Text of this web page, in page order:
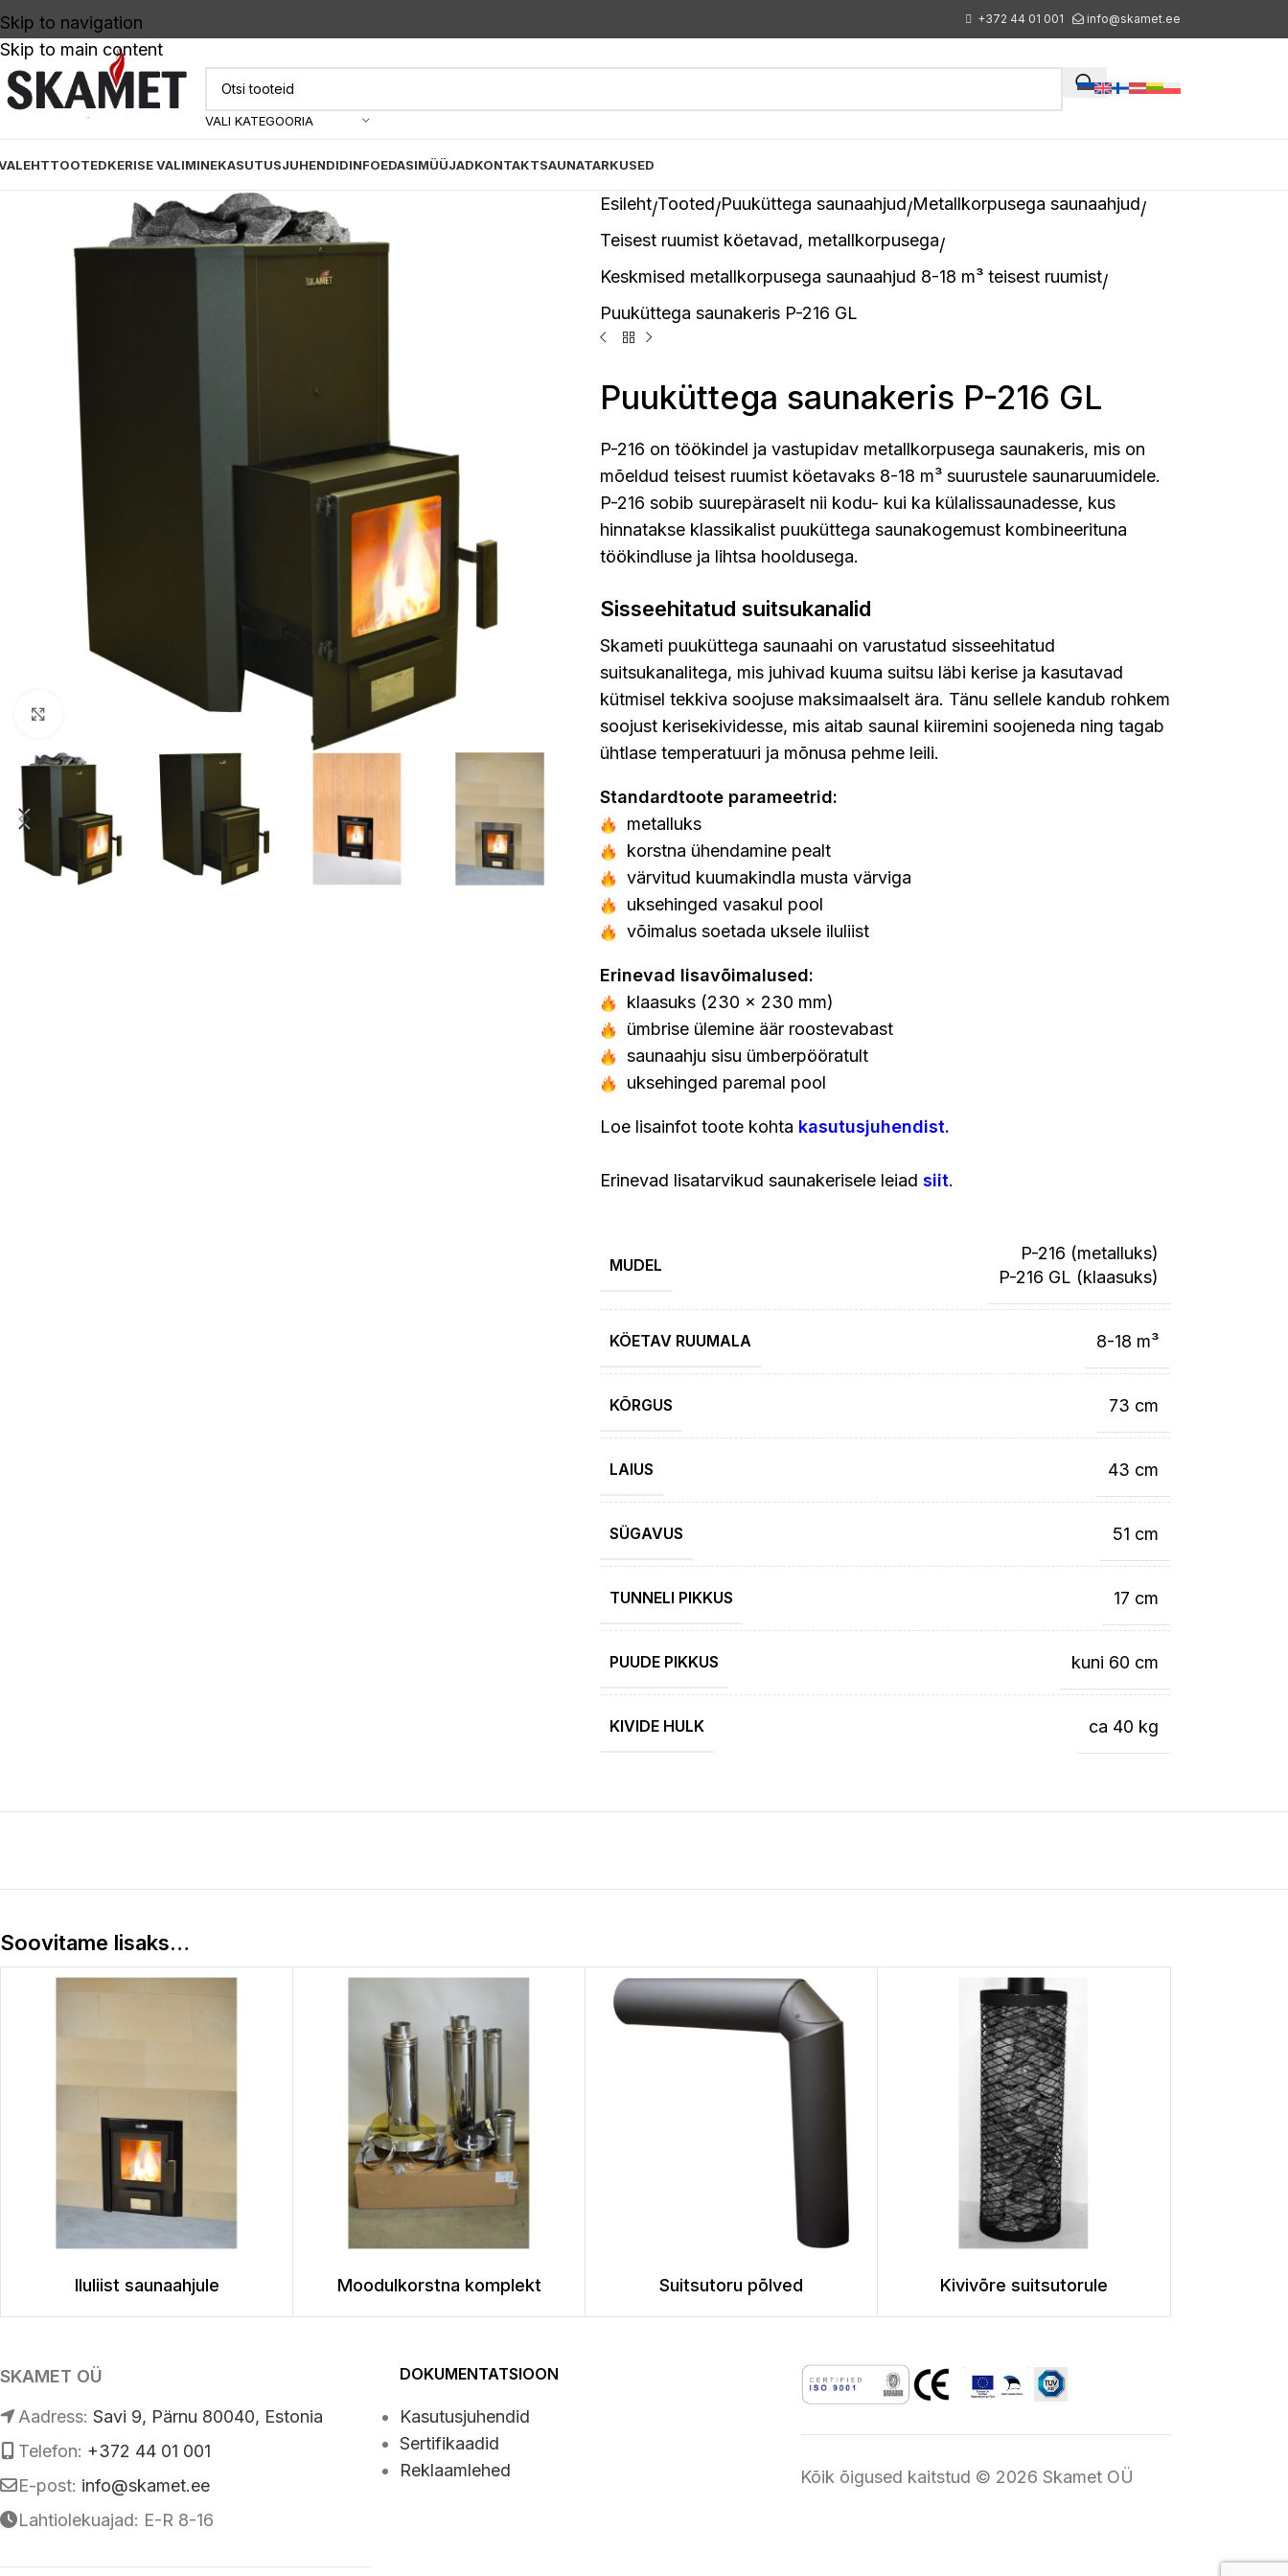
Skip to navigation
Skip to main content
+372 44 01 001 info@skamet.ee
VALI KATEGOORIA
TOOTEDKERISE VALIMINEKASUTUSJUHENDIDINFOEDASIMÜÜJADKONTAKTSAUNATARKUSED
Esileht Tooted Puuküttega saunaahjud Metallkorpusega saunaahjud
Teisest ruumist köetavad, metallkorpusega
Keskmised metallkorpusega saunaahjud 8-18 m³ teisest ruumist
Puuküttega saunakeris P-216 GL
Puuküttega saunakeris P-216 GL
P-216 on töökindel ja vastupidav metallkorpusega saunakeris, mis on
mõeldud teisest ruumist köetavaks 8-18 m³ suurustele saunaruumidele.
P-216 sobib suurepäraselt nii kodu- kui ka külalissaunadesse, kus
hinnatakse klassikalist puuküttega saunakogemust kombineerituna
töökindluse ja lihtsa hooldusega.
Sisseehitatud suitsukanalid
Skameti puuküttega saunaahi on varustatud sisseehitatud
suitsukanalitega, mis juhivad kuuma suitsu läbi kerise ja kasutavad
kütmisel tekkiva soojuse maksimaalselt ära. Tänu sellele kandub rohkem
soojust kerisekividesse, mis aitab saunal kiiremini soojeneda ning tagab
ühtlase temperatuuri ja mõnusa pehme leili.
Standardtoote parameetrid:
metalluks
korstna ühendamine pealt
värvitud kuumakindla musta värviga
uksehinged vasakul pool
võimalus soetada uksele iluliist
Erinevad lisavõimalused:
klaasuks (230 x 230 mm)
ümbrise ülemine äär roostevabast
saunaahju sisu ümberpööratult
uksehinged paremal pool
Loe lisainfot toote kohta kasutusjuhendist.
Erinevad lisatarvikud saunakerisele leiad siit.
MUDEL
P-216 (metalluks)
P-216 GL (klaasuks)
KÖETAV RUUMALA 8-18 m³
KÕRGUS 73 cm
LAIUS 43 cm
SÜGAVUS 51 cm
TUNNELI PIKKUS 17 cm
PUUDE PIKKUS kuni 60 cm
KIVIDE HULK ca 40 kg
Soovitame lisaks…
Iluliist saunaahjule Moodulkorstna komplekt Suitsutoru põlved Kivivõre suitsutorule
SKAMET OÜ
Аadress: Savi 9, Pärnu 80040, Estonia
Telefon: +372 44 01 001
E-post: info@skamet.ee
Lahtiolekuajad: E-R 8-16
DOKUMENTATSIOON
Kasutusjuhendid
Sertifikaadid
Reklaamlehed
Kõik õigused kaitstud © 2026 Skamet OÜ